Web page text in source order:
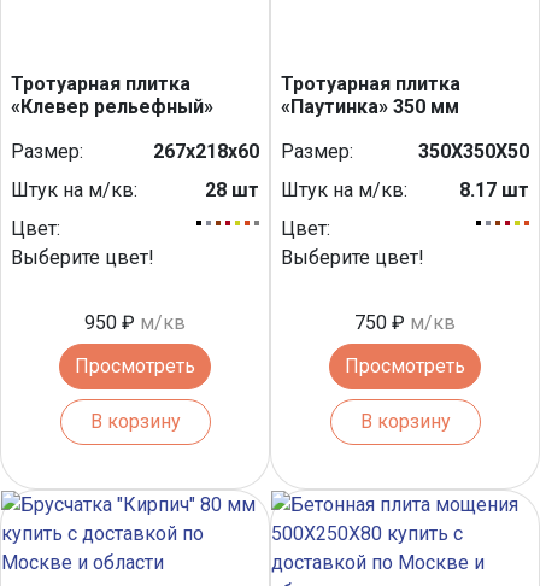
Тротуарная плитка
«Клевер рельефный»
Размер:
267х218х60
Штук на м/кв:
28 шт
Цвет:
Выберите цвет!
950 ₽ м/кв
Просмотреть
В корзину
Тротуарная плитка
«Паутинка» 350 мм
Размер:
350Х350Х50
Штук на м/кв:
8.17 шт
Цвет:
Выберите цвет!
750 ₽ м/кв
Просмотреть
В корзину